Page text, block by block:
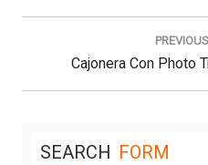
Navegación
Previous
Post:
Cajonera Con Photo
SEARCH FORM